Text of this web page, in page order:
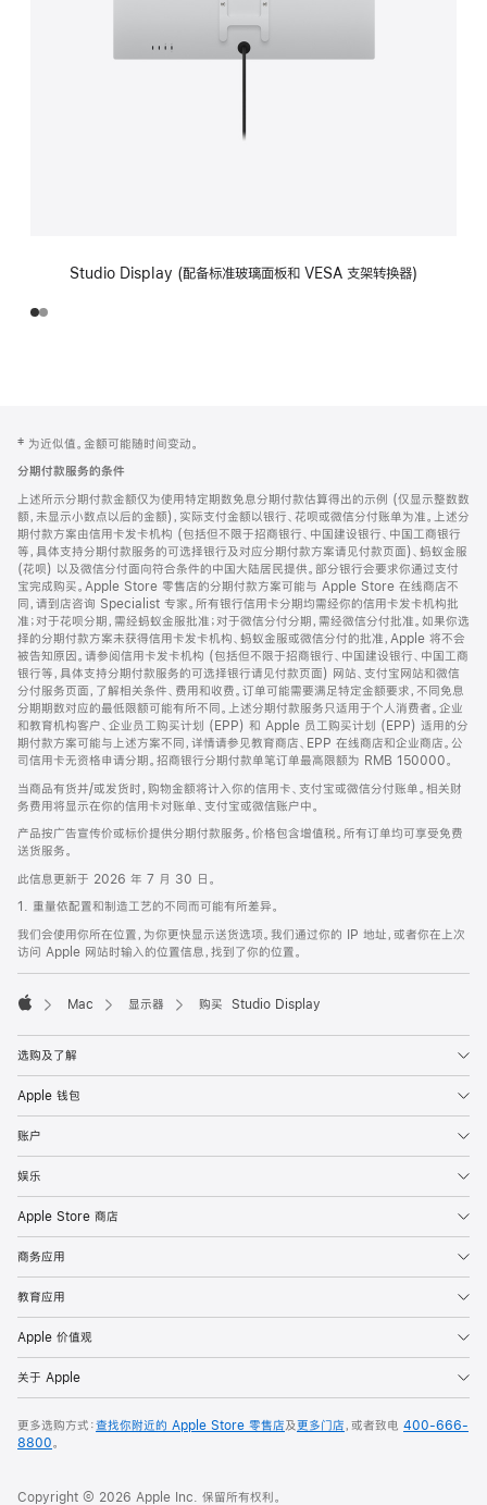
Studio Display (配备标准玻璃面板和 VESA 支架转换器)
页
页
脚
注
‡ 为近似值。金额可能随时间变动。
分期付款服务的条件
上述所示分期付款金额仅为使用特定期数免息分期付款估算得出的示例 (仅显示整数数
额，未显示小数点以后的金额)，实际支付金额以银行、花呗或微信分付账单为准。上述分
期付款方案由信用卡发卡机构 (包括但不限于招商银行、中国建设银行、中国工商银行
等，具体支持分期付款服务的可选择银行及对应分期付款方案请见付款页面)、蚂蚁金服
(花呗) 以及微信分付面向符合条件的中国大陆居民提供。部分银行会要求你通过支付
宝完成购买。Apple Store 零售店的分期付款方案可能与 Apple Store 在线商店不
同，请到店咨询 Specialist 专家。所有银行信用卡分期均需经你的信用卡发卡机构批
准；对于花呗分期，需经蚂蚁金服批准；对于微信分付分期，需经微信分付批准。如果你选
择的分期付款方案未获得信用卡发卡机构、蚂蚁金服或微信分付的批准，Apple 将不会
被告知原因。请参阅信用卡发卡机构 (包括但不限于招商银行、中国建设银行、中国工商
银行等，具体支持分期付款服务的可选择银行请见付款页面) 网站、支付宝网站和微信
分付服务页面，了解相关条件、费用和收费。订单可能需要满足特定金额要求，不同免息
分期期数对应的最低限额可能有所不同。上述分期付款服务只适用于个人消费者。企业
和教育机构客户、企业员工购买计划 (EPP) 和 Apple 员工购买计划 (EPP) 适用的分
期付款方案可能与上述方案不同，详情请参见教育商店、EPP 在线商店和企业商店。公
司信用卡无资格申请分期。招商银行分期付款单笔订单最高限额为 RMB 150000。
当商品有货并/或发货时，购物金额将计入你的信用卡、支付宝或微信分付账单。相关财
务费用将显示在你的信用卡对账单、支付宝或微信账户中。
产品按广告宣传价或标价提供分期付款服务。价格包含增值税。所有订单均可享受免费
送货服务。
此信息更新于 2026 年 7 月 30 日。
1. 重量依配置和制造工艺的不同而可能有所差异。
我们会使用你所在位置，为你更快显示送货选项。我们通过你的 IP 地址，或者你在上次
访问 Apple 网站时输入的位置信息，找到了你的位置。
Mac 显示器 购买 Studio Display
选购及了解
Apple 钱包
账户
娱乐
Apple Store 商店
商务应用
教育应用
Apple 价值观
关于 Apple
更多选购方式：查找你附近的 Apple Store 零售店及更多门店，或者致电 400-666-
8800。
Copyright © 2026 Apple Inc. 保留所有权利。